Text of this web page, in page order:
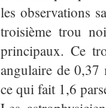
les observations
troisième trou
principaux. Ce
angulaire de 0,37
ce qui fait 1,6